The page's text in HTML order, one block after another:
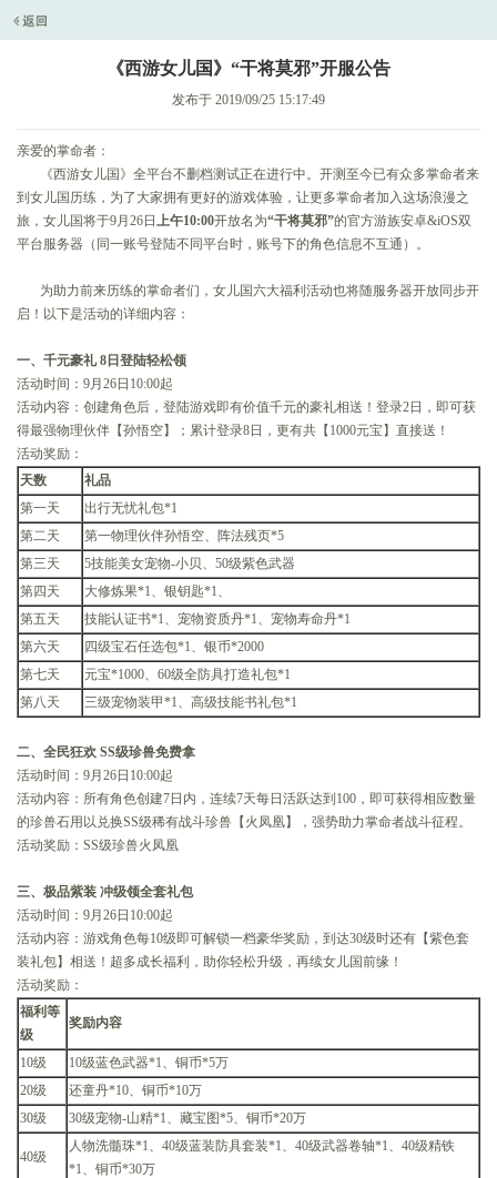
《西游女儿国》“干将莫邪”开服公告
发布于 2019/09/25 15:17:49
亲爱的掌命者：
《西游女儿国》全平台不删档测试正在进行中。开测至今已有众多掌命者来
到女儿国历练，为了大家拥有更好的游戏体验，让更多掌命者加入这场浪漫之
旅，女儿国将于9月26日 上午10:00开放名为“干将莫邪”的官方游族安卓&iOS双
平台服务器（同一账号登陆不同平台时，账号下的角色信息不互通）。
为助力前来历练的掌命者们，女儿国六大福利活动也将随服务器开放同步开
启！以下是活动的详细内容：
一、千元豪礼 8日登陆轻松领
活动时间：9月26日10:00起
活动内容：创建角色后，登陆游戏即有价值千元的豪礼相送！登录2日，即可获
得最强物理伙伴【孙悟空】；累计登录8日，更有共【1000元宝】直接送！
活动奖励：
天数
礼品
第一天
出行无忧礼包*1
第二天
第一物理伙伴孙悟空、阵法残页*5
第三天
5技能美女宠物-小贝、50级紫色武器
第四天
大修炼果*1、银钥匙*1、
第五天
技能认证书*1、宠物资质丹*1、宠物寿命丹*1
第六天
四级宝石任选包*1、银币*2000
第七天
元宝*1000、60级全防具打造礼包*1
第八天
三级宠物装甲*1、高级技能书礼包*1
二、全民狂欢 SS级珍兽免费拿
活动时间：9月26日10:00起
活动内容：所有角色创建7日内，连续7天每日活跃达到100，即可获得相应数量
的珍兽石用以兑换SS级稀有战斗珍兽【火凤凰】，强势助力掌命者战斗征程。
活动奖励：SS级珍兽火凤凰
三、极品紫装 冲级领全套礼包
活动时间：9月26日10:00起
活动内容：游戏角色每10级即可解锁一档豪华奖励，到达30级时还有【紫色套
装礼包】相送！超多成长福利，助你轻松升级，再续女儿国前缘！
活动奖励：
福利等
级
奖励内容
10级
10级蓝色武器*1、铜币*5万
20级
还童丹*10、铜币*10万
30级
30级宠物-山精*1、藏宝图*5、铜币*20万
40级
人物洗髓珠*1、40级蓝装防具套装*1、40级武器卷轴*1、40级精铁
*1、铜币*30万